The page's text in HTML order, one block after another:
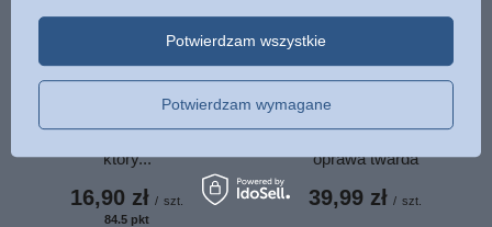
który...
16,90 zł / szt.
84.5 pkt
Mikołajek - René Goscinny,
oprawa twarda
39,99 zł / szt.
Potwierdzam wymagane
Potwierdzam wszystkie